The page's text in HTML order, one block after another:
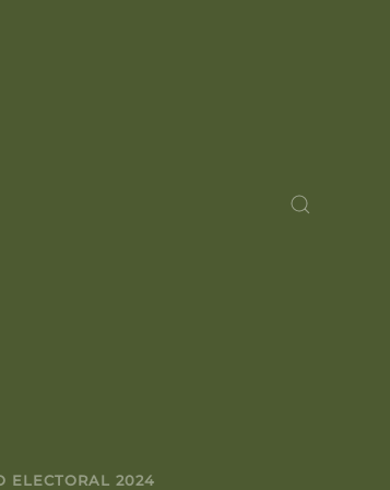
ELECTORAL 2024